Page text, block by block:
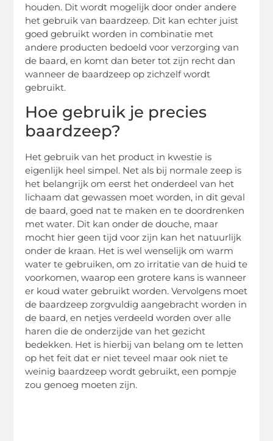
houden. Dit wordt mogelijk door onder andere
het gebruik van baardzeep. Dit kan echter juist
goed gebruikt worden in combinatie met
andere producten bedoeld voor verzorging van
de baard, en komt dan beter tot zijn recht dan
wanneer de baardzeep op zichzelf wordt
gebruikt.
Hoe gebruik je precies
baardzeep?
Het gebruik van het product in kwestie is
eigenlijk heel simpel. Net als bij normale zeep is
het belangrijk om eerst het onderdeel van het
lichaam dat gewassen moet worden, in dit geval
de baard, goed nat te maken en te doordrenken
met water. Dit kan onder de douche, maar
mocht hier geen tijd voor zijn kan het natuurlijk
onder de kraan. Het is wel wenselijk om warm
water te gebruiken, om zo irritatie van de huid te
voorkomen, waarop een grotere kans is wanneer
er koud water gebruikt worden. Vervolgens moet
de baardzeep zorgvuldig aangebracht worden in
de baard, en netjes verdeeld worden over alle
haren die de onderzijde van het gezicht
bedekken. Het is hierbij van belang om te letten
op het feit dat er niet teveel maar ook niet te
weinig baardzeep wordt gebruikt, een pompje
zou genoeg moeten zijn.